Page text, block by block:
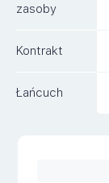
zasoby
Kontrakt
Łańcuch